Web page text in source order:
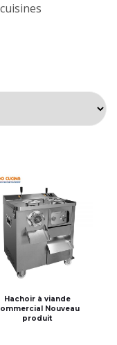
Hachoir à viande
Nouveau
produit